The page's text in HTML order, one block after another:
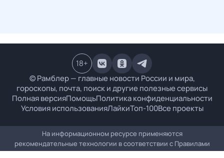
© Рамблер — главные новости России и мира,
гороскопы, почта, поиск и другие полезные сервисы
Полная версияПомощьПолитика конфиденциальности
Условия использованияЛайкиТоп-100Все проекты
18+
На информационном ресурсе применяются
рекомендательные технологии в соответствии с Правилами